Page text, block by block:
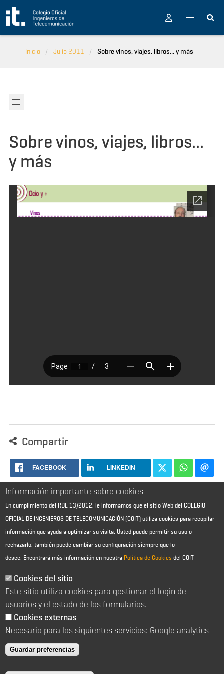
Pasar al contenido principal
Inicio Julio 2011 Sobre vinos, viajes, libros... y más
Sobre vinos, viajes, libros...
y más
Compartir
FACEBOOK LINKEDIN
Aviso Legal - Información general
Política de cookies
Política de reembolso
Sitemap
C/ Almagro 2 1º Izqda 28010 Madrid
91 391 10 66
coit@coit.es
Información importante sobre cookies
En cumplimiento del RDL 13/2012, le informamos que el sitio Web del COLEGIO
OFICIAL DE INGENIEROS DE TELECOMUNICACIÓN (COIT) utiliza cookies para recopilar
información que ayuda a optimizar su visita. Usted puede permitir su uso o
rechazarlo, también puede cambiar su configuración siempre que lo
desee. Encontrará más información en nuestra Política de Cookies del COIT
Cookies del sitio
Este sitio utiliza cookies para gestionar el login de
usuarios y el estado de los formularios.
Cookies externas
Necesario para los siguientes servicios: Google analytics
Guardar preferencias